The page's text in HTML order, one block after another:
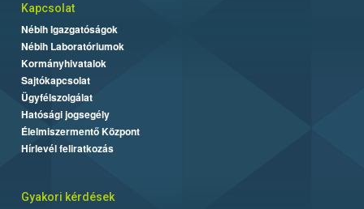
Kapcsolat
Nébih Igazgatóságok
Nébih Laboratóriumok
Kormányhivatalok
Sajtókapcsolat
Ügyfélszolgálat
Hatósági jogsegély
Élelmiszermentő Központ
Hírlevél feliratkozás
Gyakori kérdések